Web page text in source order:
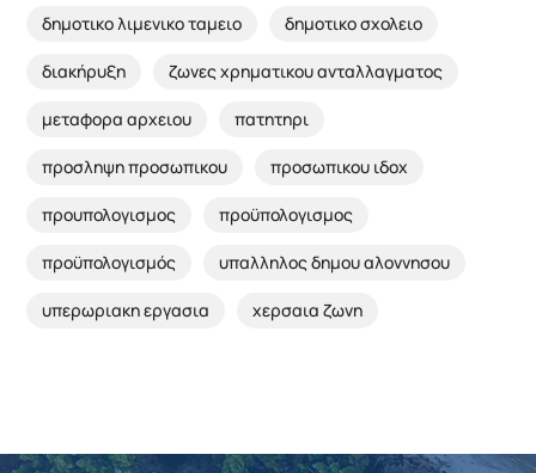
δημοτικο λιμενικο ταμειο δημοτικο σχολειο
διακήρυξη ζωνες χρηματικου ανταλλαγματος
μεταφορα αρχειου πατητηρι
προσληψη προσωπικου προσωπικου ιδοχ
προυπολογισμος προϋπολογισμος
προϋπολογισμός υπαλληλος δημου αλοννησου
υπερωριακη εργασια χερσαια ζωνη